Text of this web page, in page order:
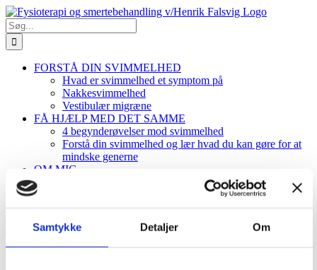
Samtykke Detaljer Om
Skip
to
content
Søg
efter:
FORSTÅ DIN SVIMMELHED
Hvad er svimmelhed et symptom på
Nakkesvimmelhed
Vestibulær migræne
FÅ HJÆLP MED DET SAMME
4 begynderøvelser mod svimmelhed
Forstå din svimmelhed og lær hvad du kan gøre for at
mindske generne
OM MIG
KONTAKT
BOOKING
Hvordan betaler jeg?